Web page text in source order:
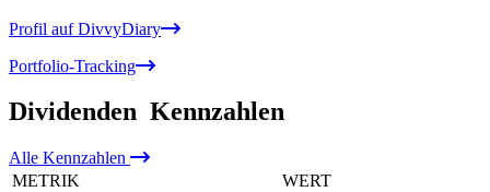
Profil auf DivvyDiary
Portfolio-Tracking
Dividenden Kennzahlen
Alle Kennzahlen
METRIK
WERT